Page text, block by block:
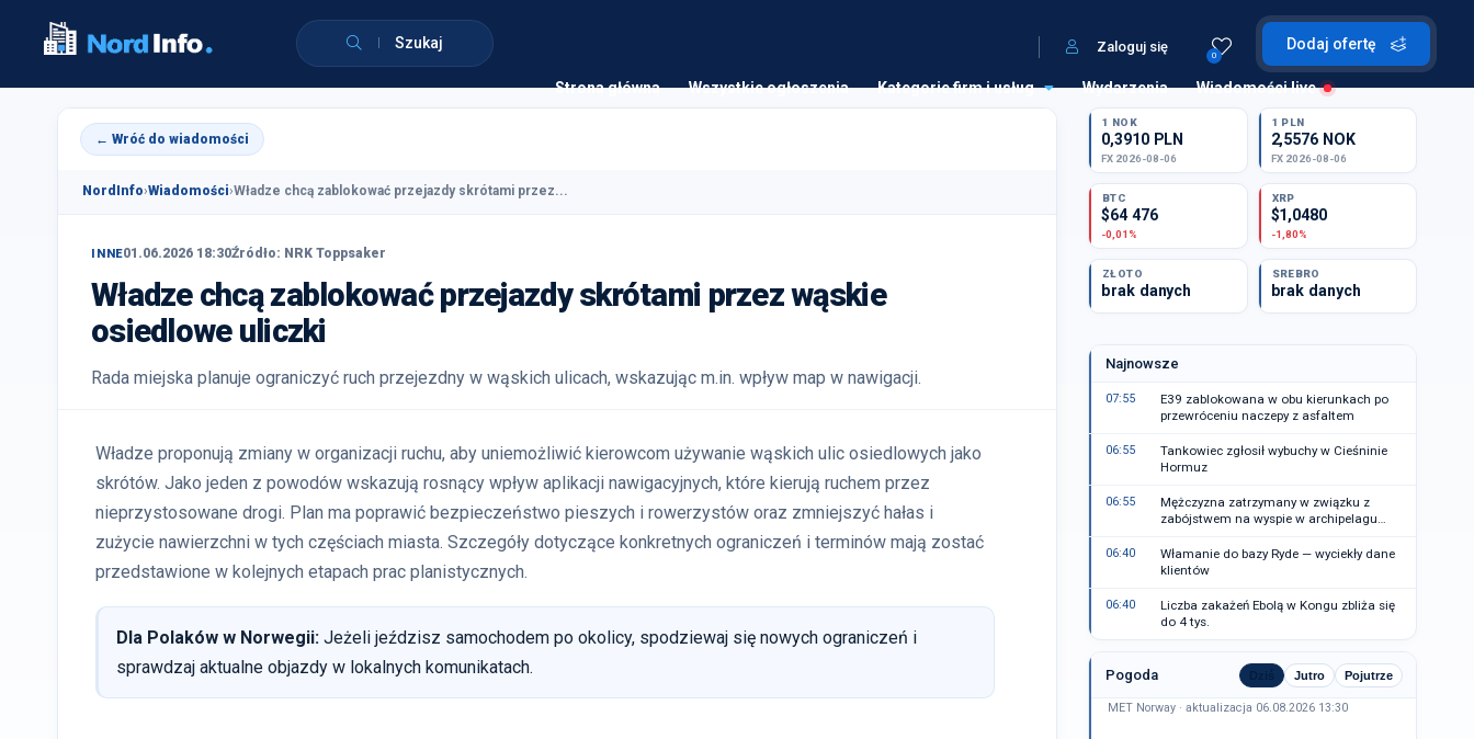
Szukaj Dodaj ofertę
0
Zaloguj się
Strona główna Wszystkie ogłoszenia Kategorie firm i usług Wydarzenia Wiadomości live
← Wróć do wiadomości
NordInfo›Wiadomości›Władze chcą zablokować przejazdy skrótami przez...
INNE01.06.2026 18:30Źródło: NRK Toppsaker
Władze chcą zablokować przejazdy skrótami przez wąskie
osiedlowe uliczki
Rada miejska planuje ograniczyć ruch przejezdny w wąskich ulicach, wskazując m.in. wpływ map w nawigacji.
Władze proponują zmiany w organizacji ruchu, aby uniemożliwić kierowcom używanie wąskich ulic osiedlowych jako
skrótów. Jako jeden z powodów wskazują rosnący wpływ aplikacji nawigacyjnych, które kierują ruchem przez
nieprzystosowane drogi. Plan ma poprawić bezpieczeństwo pieszych i rowerzystów oraz zmniejszyć hałas i
zużycie nawierzchni w tych częściach miasta. Szczegóły dotyczące konkretnych ograniczeń i terminów mają zostać
przedstawione w kolejnych etapach prac planistycznych.
Dla Polaków w Norwegii: Jeżeli jeździsz samochodem po okolicy, spodziewaj się nowych ograniczeń i
sprawdzaj aktualne objazdy w lokalnych komunikatach.
1 NOK
0,3910 PLN
FX 2026-08-06
1 PLN
2,5576 NOK
FX 2026-08-06
BTC
$64 476
-0,01%
XRP
$1,0480
-1,80%
ZŁOTO
brak danych
SREBRO
brak danych
Najnowsze
07:55
E39 zablokowana w obu kierunkach po
przewróceniu naczepy z asfaltem
06:55
Tankowiec zgłosił wybuchy w Cieśninie
Hormuz
06:55
Mężczyzna zatrzymany w związku z
zabójstwem na wyspie w archipelagu
06:40
Włamanie do bazy Ryde — wyciekły dane
klientów
06:40
Liczba zakażeń Ebolą w Kongu zbliża się
do 4 tys.
Pogoda Dziś Jutro Pojutrze
MET Norway · aktualizacja 06.08.2026 13:30